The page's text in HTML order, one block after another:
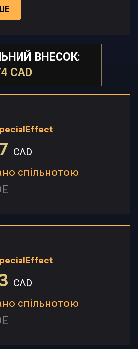
ВНЕСОК:
CAD
CAD
спільнотою
CAD
спільнотою